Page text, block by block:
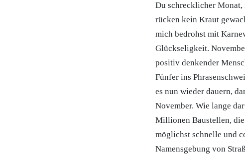
Du schrecklicher Monat,
rücken kein Kraut
mich bedrohst mit
Glückseligkeit.
positiv denkender
Fünfer ins
es nun wieder dauern,
November. Wie lange
Millionen Baustellen,
möglichst schnelle und
Namensgebung von